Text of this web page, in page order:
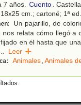
7 años. Cuento.
cm.; cartoné; 1ª
Un pajarillo, de
nos relata cómo llegó a
en él hasta que
Leer
Animales,Animales